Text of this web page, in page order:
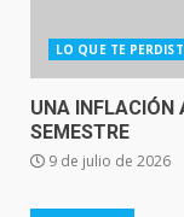
LO QUE TE
UNA INFLACIÓN
SEMESTRE
9 de julio de 2026